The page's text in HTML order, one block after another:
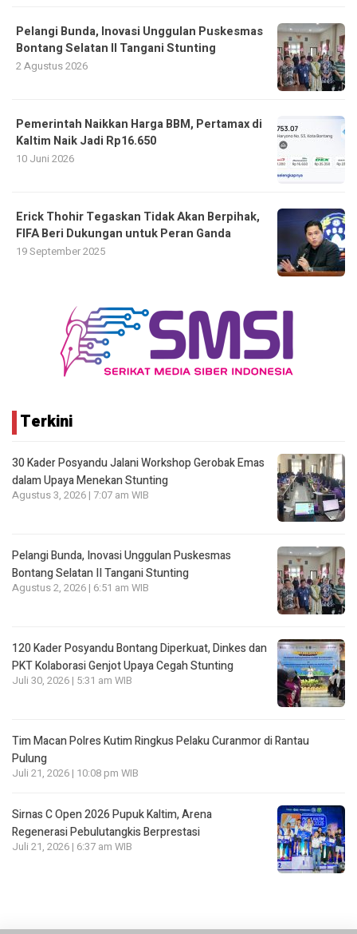
Pelangi Bunda, Inovasi Unggulan Puskesmas
Bontang Selatan II Tangani Stunting
2 Agustus 2026
Pemerintah Naikkan Harga BBM, Pertamax di
Kaltim Naik Jadi Rp16.650
10 Juni 2026
Erick Thohir Tegaskan Tidak Akan Berpihak,
FIFA Beri Dukungan untuk Peran Ganda
19 September 2025
Terkini
30 Kader Posyandu Jalani Workshop Gerobak Emas
dalam Upaya Menekan Stunting
Agustus 3, 2026 | 7:07 am WIB
Pelangi Bunda, Inovasi Unggulan Puskesmas
Bontang Selatan II Tangani Stunting
Agustus 2, 2026 | 6:51 am WIB
120 Kader Posyandu Bontang Diperkuat, Dinkes dan
PKT Kolaborasi Genjot Upaya Cegah Stunting
Juli 30, 2026 | 5:31 am WIB
Tim Macan Polres Kutim Ringkus Pelaku Curanmor di Rantau
Pulung
Juli 21, 2026 | 10:08 pm WIB
Sirnas C Open 2026 Pupuk Kaltim, Arena
Regenerasi Pebulutangkis Berprestasi
Juli 21, 2026 | 6:37 am WIB